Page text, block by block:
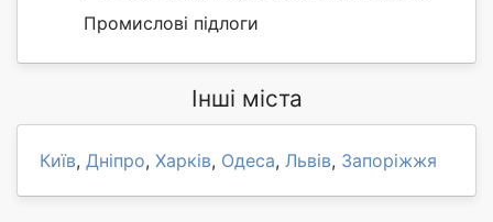
Промислові підлоги
Інші міста
Київ, Дніпро, Харків, Одеса, Львів, Запоріжжя